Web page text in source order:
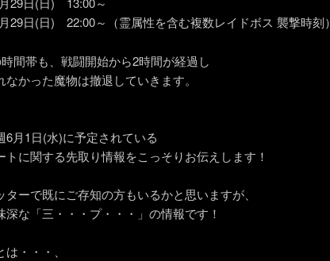
日(日) 22:00～（霊属性を含む複数レイドボス 襲撃時刻）
間帯も、戦闘開始から2時間が経過し
かった魔物は撤退していきます。
6月1日(水)に予定されている
トに関する先取り情報をこっそりお伝えします！
ターで既にご存知の方もいるかと思いますが、
深な「三・・・プ・・・」の情報です！
・・・、